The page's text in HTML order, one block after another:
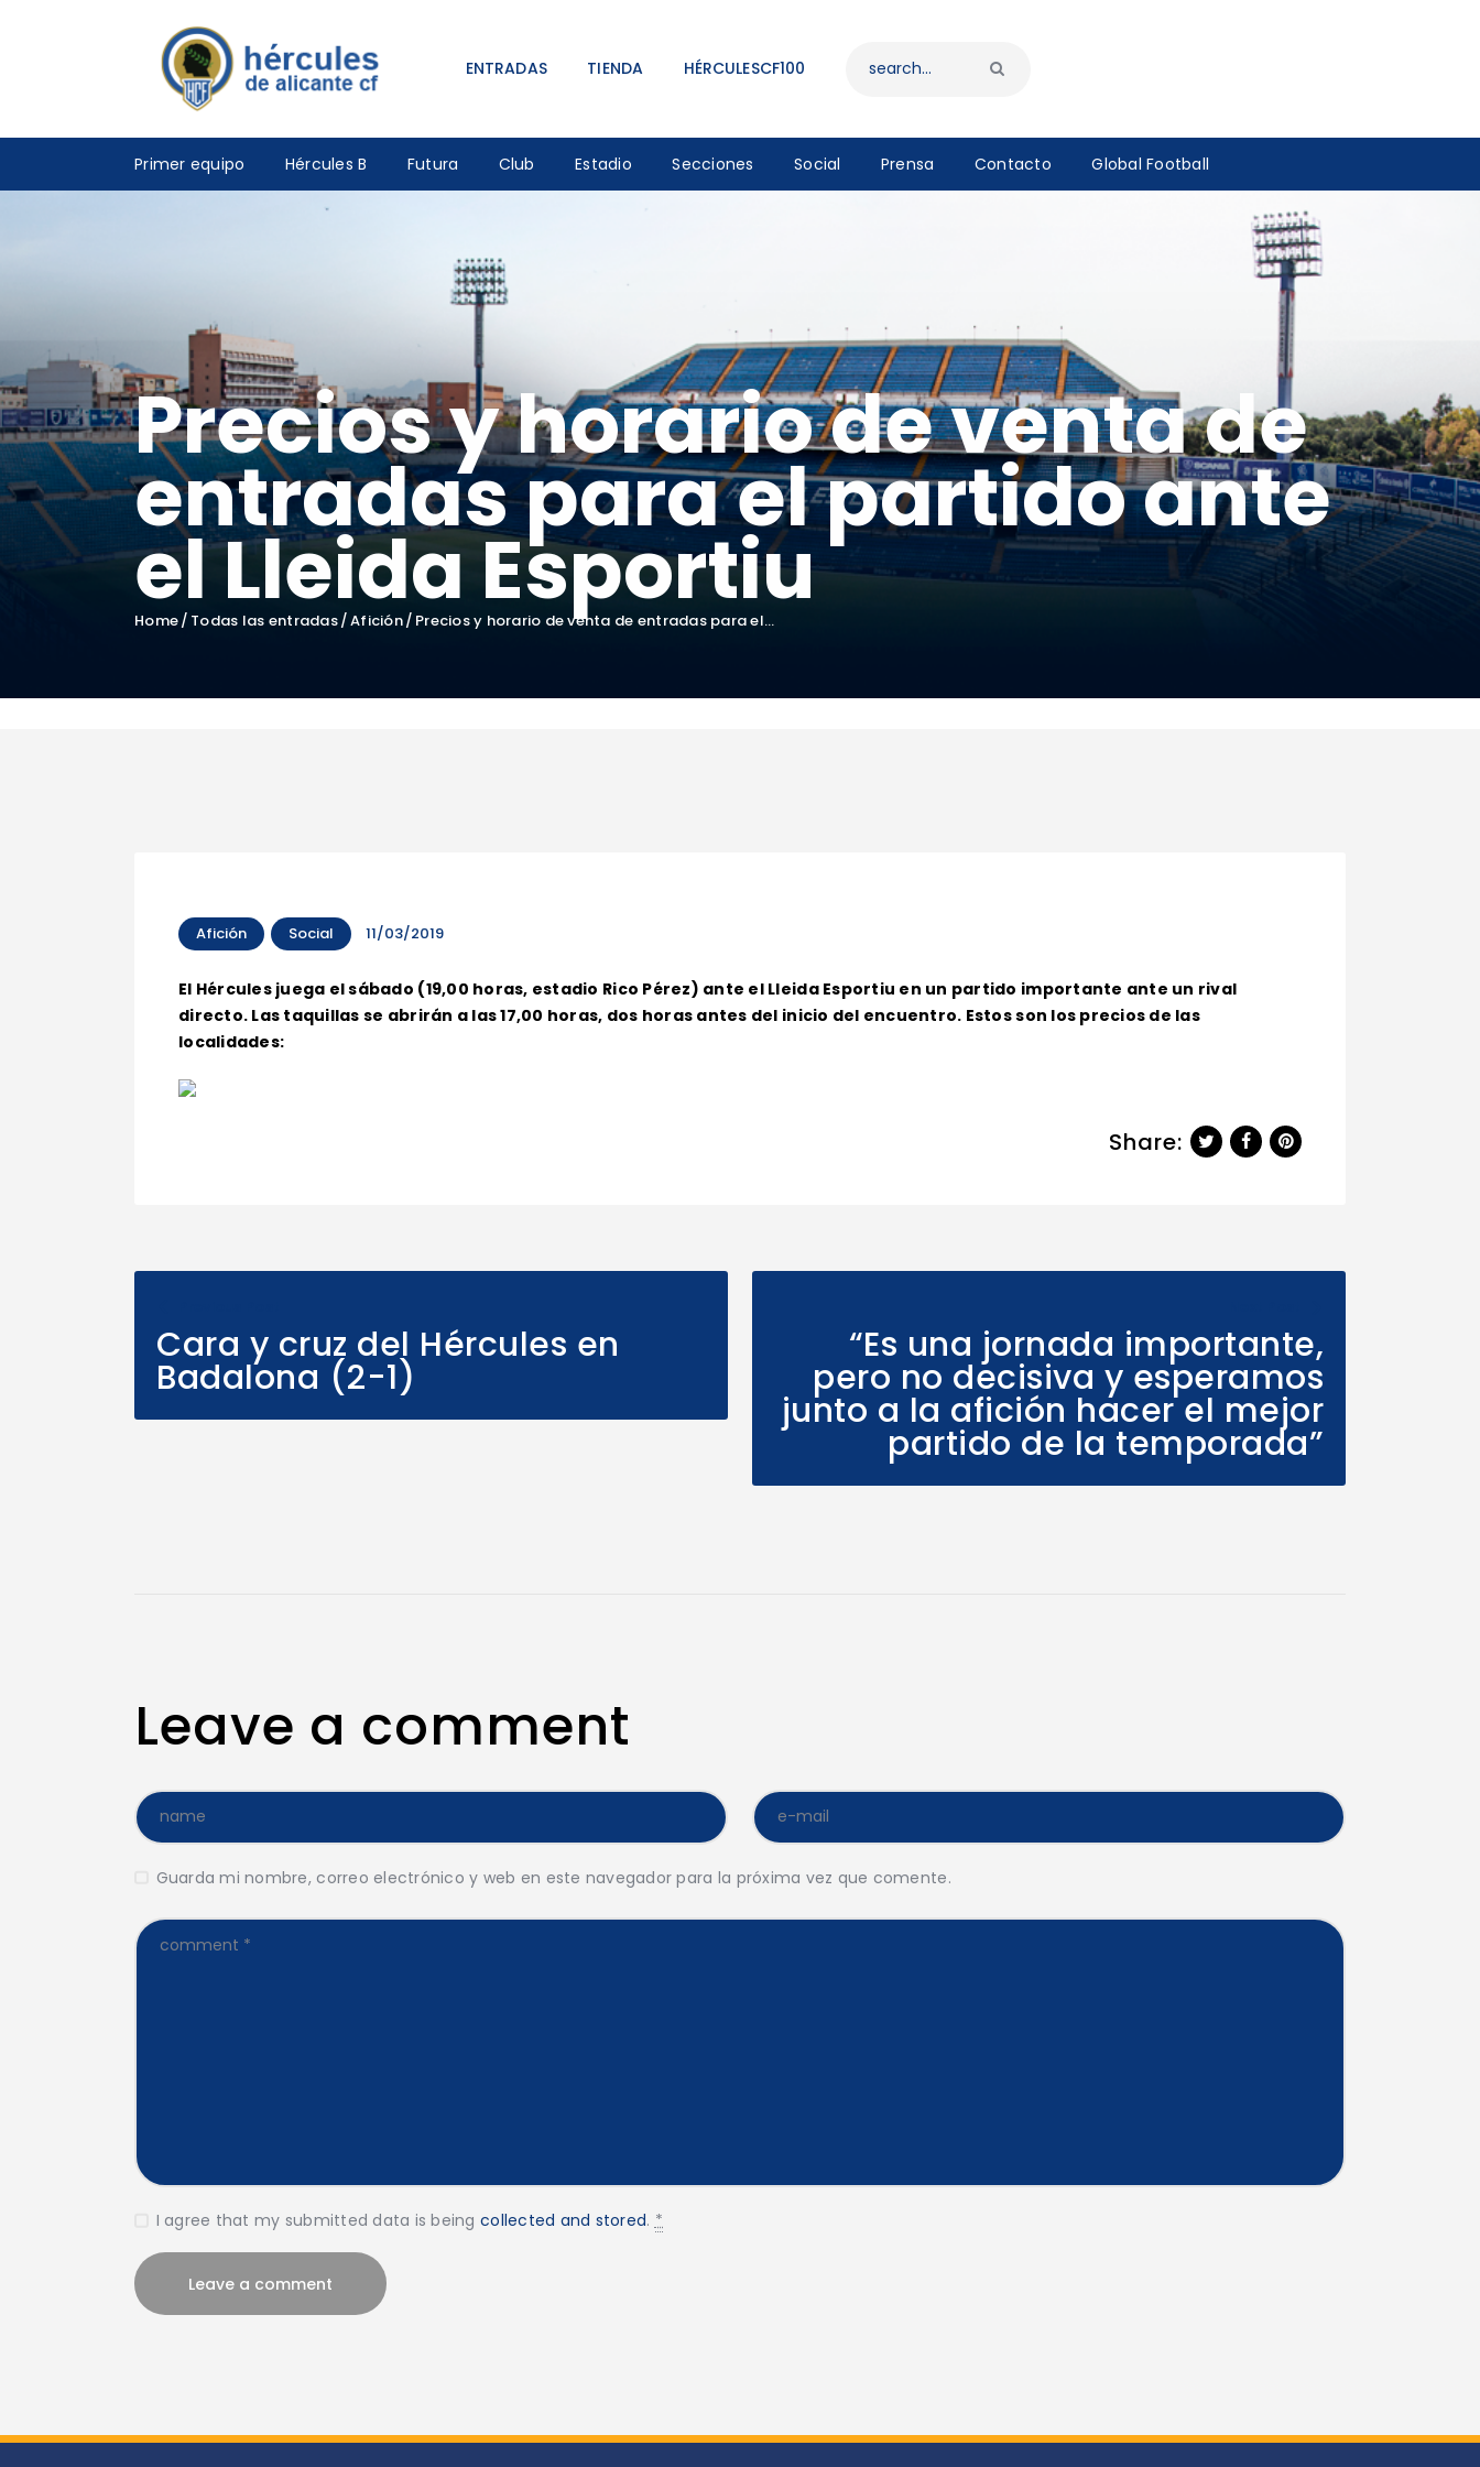
ENTRADAS TIENDA HÉRCULESCF100
Primer equipo Hércules B Futura Club Estadio Secciones Social Prensa Contacto Global Football
Precios y horario de venta de
entradas para el partido ante
el Lleida Esportiu
Home Todas las entradas Afición Precios y horario de venta de entradas para el...
TIENDA
Afición Social 11/03/2019
El Hércules juega el sábado (19,00 horas, estadio Rico Pérez) ante el Lleida Esportiu en un partido importante ante un rival
directo. Las taquillas se abrirán a las 17,00 horas, dos horas antes del inicio del encuentro. Estos son los precios de las
localidades:
Share:
Cara y cruz del Hércules en
Badalona (2-1)
“Es una jornada importante,
pero no decisiva y esperamos
junto a la afición hacer el mejor
partido de la temporada”
Leave a comment
Guarda mi nombre, correo electrónico y web en este navegador para la próxima vez que comente.
I agree that my submitted data is being collected and stored. *